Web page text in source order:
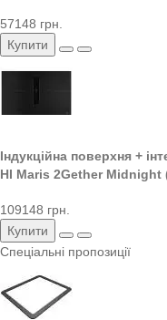
57148 грн.
Купити
Індукційна поверхня +
HI Maris 2Gether Midnight
109148 грн.
Купити
Спеціальні пропозиції